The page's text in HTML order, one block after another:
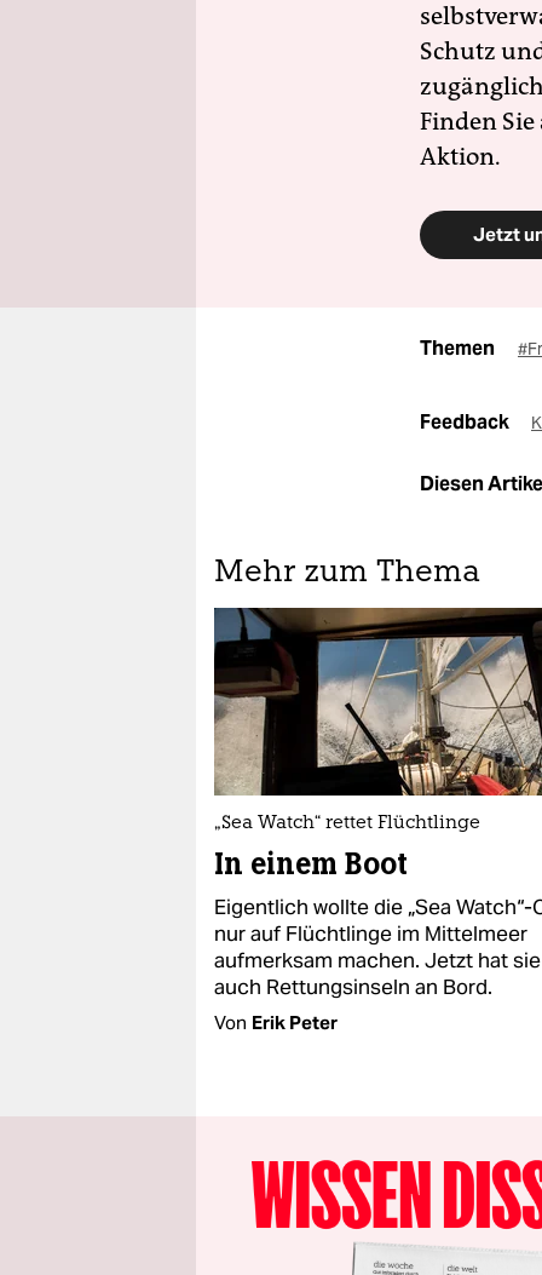
Schutz
Finden
Aktion.
Jetzt
Themen
Feedback
Diesen
Mehr zum Thema
„Sea Watch“ rettet Flüchtlinge
In einem Boot
Eigentlich wollte die „Sea Watch“-
nur auf Flüchtlinge im Mittelmeer
aufmerksam machen. Jetzt hat sie
auch Rettungsinseln an Bord.
Von Erik Peter